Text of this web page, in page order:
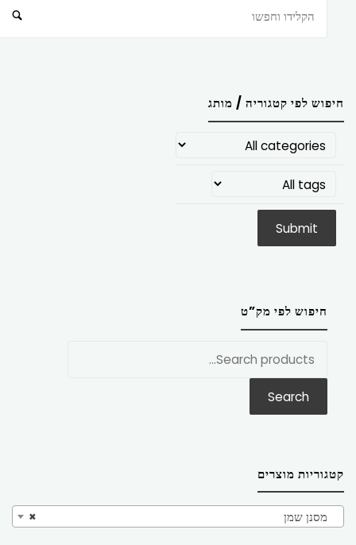
חיפוש לפי קטגוריה / מותג
חיפוש לפי מק”ט
Search
קטגוריות מוצרים
× מסנן שמן